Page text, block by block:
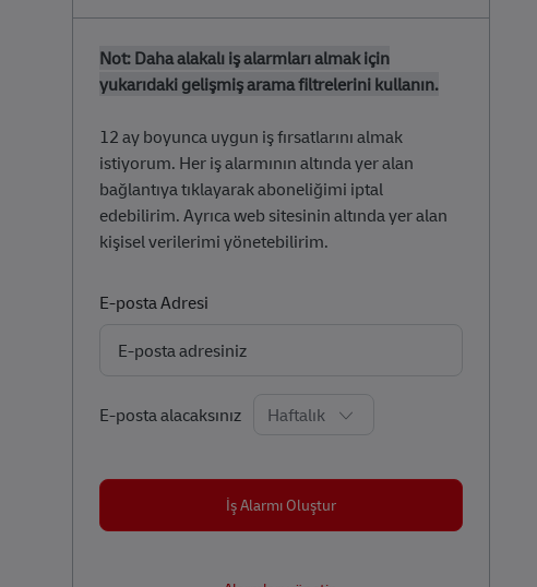
Not: Daha alakalı iş alarmları almak için
yukarıdaki gelişmiş arama filtrelerini kullanın.
12 ay boyunca uygun iş fırsatlarını almak
istiyorum. Her iş alarmının altında yer alan
bağlantıya tıklayarak aboneliğimi iptal
edebilirim. Ayrıca web sitesinin altında yer alan
kişisel verilerimi yönetebilirim.
E-posta Adresi
E-posta alacaksınızRequired
İş Alarmı Oluştur